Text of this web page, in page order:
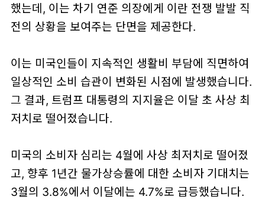
했는데, 이는 차기 연준 의장에게 이란 전쟁 발발 직
전의 상황을 보여주는 단면을 제공한다.
이는 미국인들이 지속적인 생활비 부담에 직면하여
일상적인 소비 습관이 변화된 시점에 발생했습니다.
그 결과, 트럼프 대통령의 지지율은 이달 초 사상 최
저치로 떨어졌습니다.
미국의 소비자 심리는 4월에 사상 최저치로 떨어졌
고, 향후 1년간 물가상승률에 대한 소비자 기대치는
3월의 3.8%에서 이달에는 4.7%로 급등했습니다.